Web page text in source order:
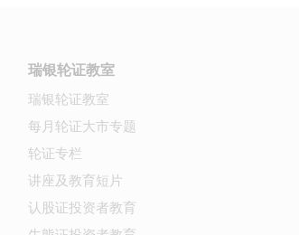
瑞银轮证教室
瑞银轮证教室
每月轮证大市专题
轮证专栏
讲座及教育短片
认股证投资者教育